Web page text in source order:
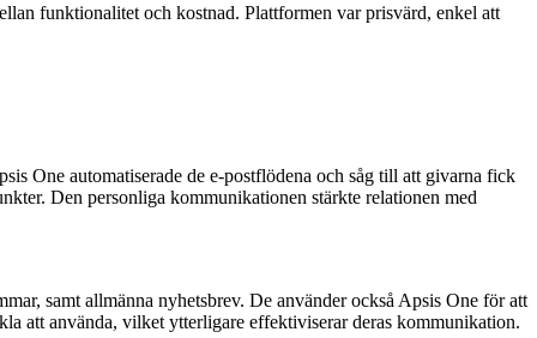
funktionalitet och kostnad. Plattformen var prisvärd, enkel att
One automatiserade de e-postflödena och såg till att givarna fick
Den personliga kommunikationen stärkte relationen med
samt allmänna nyhetsbrev. De använder också Apsis One för att
att använda, vilket ytterligare effektiviserar deras kommunikation.